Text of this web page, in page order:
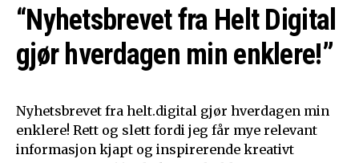
“Nyhetsbrevet fra Helt Digital
gjør hverdagen min enklere!”
Nyhetsbrevet fra helt.digital gjør hverdagen min
enklere! Rett og slett fordi jeg får mye relevant
informasjon kjapt og inspirerende kreativt